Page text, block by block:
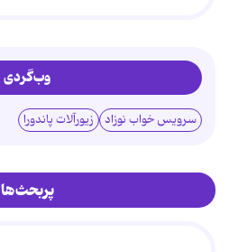
وب‌گردی
سرویس خواب نوزاد زیورآلات پاندورا
پربحث‌ها